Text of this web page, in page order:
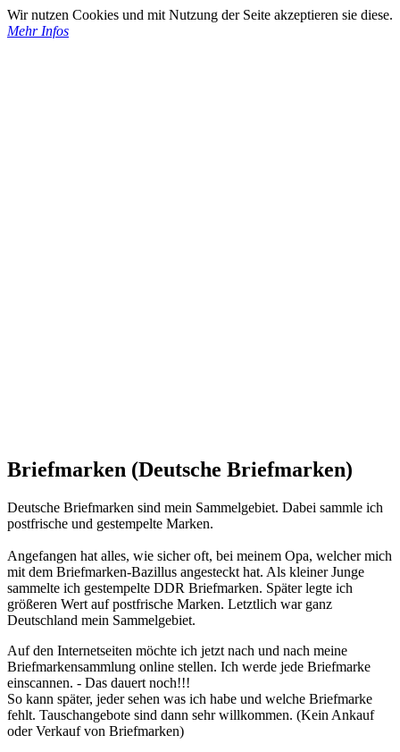
Wir nutzen Cookies und mit Nutzung der Seite akzeptieren sie diese.
Mehr Infos
Briefmarken (Deutsche Briefmarken)
Deutsche Briefmarken sind mein Sammelgebiet. Dabei sammle ich
postfrische und gestempelte Marken.
Angefangen hat alles, wie sicher oft, bei meinem Opa, welcher mich
mit dem Briefmarken-Bazillus angesteckt hat. Als kleiner Junge
sammelte ich gestempelte DDR Briefmarken. Später legte ich
größeren Wert auf postfrische Marken. Letztlich war ganz
Deutschland mein Sammelgebiet.
Auf den Internetseiten möchte ich jetzt nach und nach meine
Briefmarkensammlung online stellen. Ich werde jede Briefmarke
einscannen. - Das dauert noch!!!
So kann später, jeder sehen was ich habe und welche Briefmarke
fehlt. Tauschangebote sind dann sehr willkommen. (Kein Ankauf
oder Verkauf von Briefmarken)